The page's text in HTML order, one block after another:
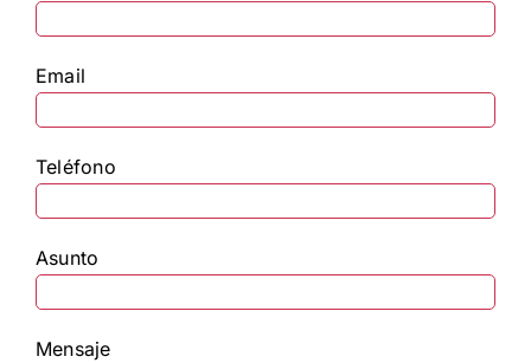
Email
Teléfono
Asunto
Mensaje